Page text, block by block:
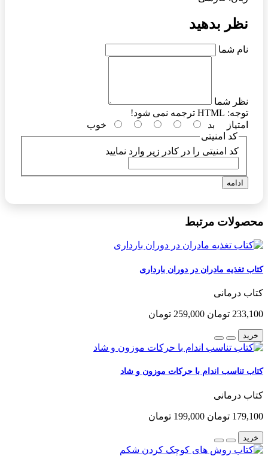
نظر بدهید
نام شما
نظر شما
توجه:
امتیاز
بد
خوب
کد امنیتی
کد امنیتی را در کادر زیر وارد نمایید
ادامه
محصولات مرتبط
کتاب تغذیه مادران در دوران بارداری
کتاب درمانی
233,100 تومان 259,000 تومان
خرید
کتاب تناسب اندام با حرکات موزون و شاد
کتاب درمانی
179,100 تومان 199,000 تومان
خرید